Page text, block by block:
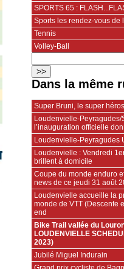
SPORTS 65 :
Sports les rendez-vous de
Tennis
Volley-Ball
Dans la même
Super Bruni, le super
Loudenvielle-Peyragudes/
l’inauguration officielle
Loudenvielle-Peyragudes
Loudenvielle : Vendredi
brillent à domicile
Coupe du monde enduro
news de ce jeudi 31 août
Loudenvielle accueille la
monde de VTT (Descente
end
Bike Trail vallée du
LOUDENVIELLE
2023)
Jubilé Miguel Indurain